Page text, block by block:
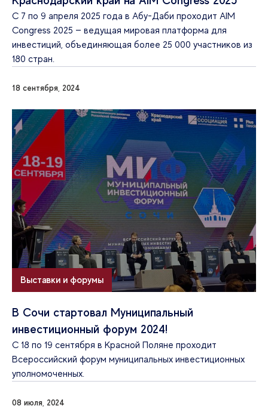
С 7 по 9 апреля 2025 года в Абу-Даби проходит AIM
Congress 2025 — ведущая мировая платформа для
инвестиций, объединяющая более 25 000 участников из
180 стран.
18 сентября, 2024
Выставки и форумы
В Сочи стартовал Муниципальный
инвестиционный форум 2024!
С 18 по 19 сентября в Красной Поляне проходит
Всероссийский форум муниципальных инвестиционных
уполномоченных.
08 июля, 2024